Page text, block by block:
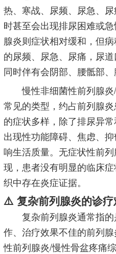
热、寒战、尿频、尿急、
时甚至会出现排尿困难或
腺炎则症状相对缓和，但
的尿频、尿急、尿痛，尿
同时伴有会阴部、腰骶部、
慢性非细菌性前列腺
常见的类型，约占前列腺
的症状多样，除了排尿异
出现性功能障碍、焦虑、
响生活质量。无症状性前
现，患者没有明显的临床
织中存在炎症证据。
⚠️ 复杂前列腺炎的诊疗
复杂前列腺炎通常指
作、治疗效果不佳的前列
性前列腺炎/慢性骨盆疼痛